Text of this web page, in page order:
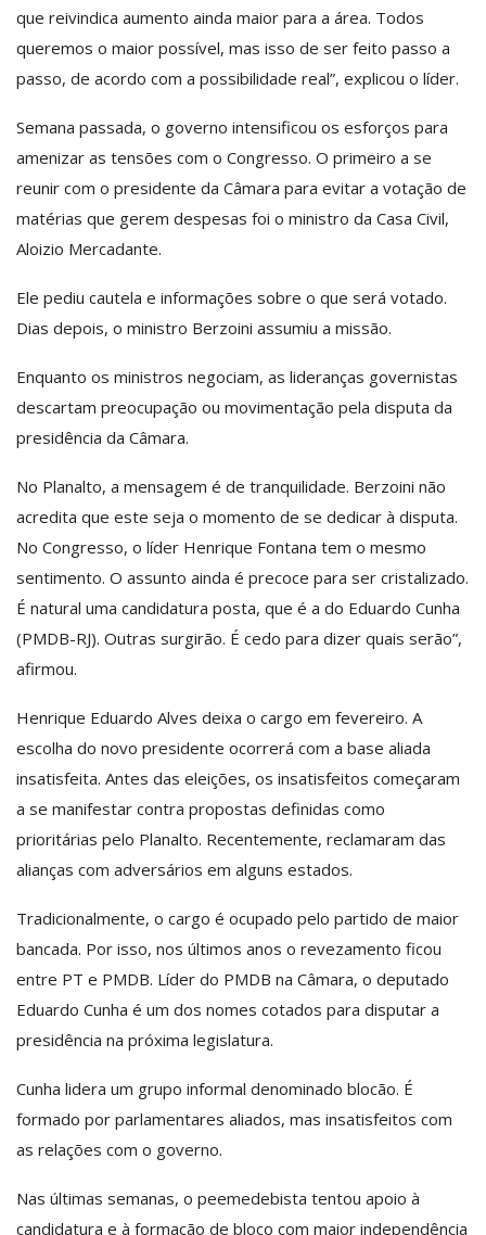
que reivindica aumento ainda maior para a área. Todos
queremos o maior possível, mas isso de ser feito passo a
passo, de acordo com a possibilidade real”, explicou o líder.
Semana passada, o governo intensificou os esforços para
amenizar as tensões com o Congresso. O primeiro a se
reunir com o presidente da Câmara para evitar a votação de
matérias que gerem despesas foi o ministro da Casa Civil,
Aloizio Mercadante.
Ele pediu cautela e informações sobre o que será votado.
Dias depois, o ministro Berzoini assumiu a missão.
Enquanto os ministros negociam, as lideranças governistas
descartam preocupação ou movimentação pela disputa da
presidência da Câmara.
No Planalto, a mensagem é de tranquilidade. Berzoini não
acredita que este seja o momento de se dedicar à disputa.
No Congresso, o líder Henrique Fontana tem o mesmo
sentimento. O assunto ainda é precoce para ser cristalizado.
É natural uma candidatura posta, que é a do Eduardo Cunha
(PMDB-RJ). Outras surgirão. É cedo para dizer quais serão”,
afirmou.
Henrique Eduardo Alves deixa o cargo em fevereiro. A
escolha do novo presidente ocorrerá com a base aliada
insatisfeita. Antes das eleições, os insatisfeitos começaram
a se manifestar contra propostas definidas como
prioritárias pelo Planalto. Recentemente, reclamaram das
alianças com adversários em alguns estados.
Tradicionalmente, o cargo é ocupado pelo partido de maior
bancada. Por isso, nos últimos anos o revezamento ficou
entre PT e PMDB. Líder do PMDB na Câmara, o deputado
Eduardo Cunha é um dos nomes cotados para disputar a
presidência na próxima legislatura.
Cunha lidera um grupo informal denominado blocão. É
formado por parlamentares aliados, mas insatisfeitos com
as relações com o governo.
Nas últimas semanas, o peemedebista tentou apoio à
candidatura e à formação de bloco com maior independência